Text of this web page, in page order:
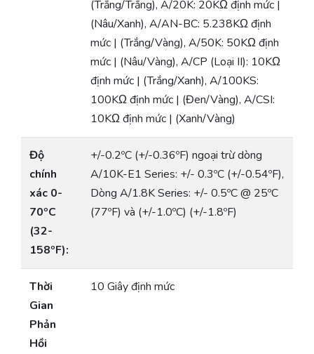
(Trắng/Trắng), A/20K: 20KΩ định mức |
(Nâu/Xanh), A/AN-BC: 5.238KΩ định
mức | (Trắng/Vàng), A/50K: 50KΩ định
mức | (Nâu/Vàng), A/CP (Loại II): 10KΩ
định mức | (Trắng/Xanh), A/100KS:
100KΩ định mức | (Đen/Vàng), A/CSI:
10KΩ định mức | (Xanh/Vàng)
Độ
chính
xác 0-
70ºC
(32-
158ºF):
+/-0.2ºC (+/-0.36ºF) ngoại trừ dòng
A/10K-E1 Series: +/- 0.3ºC (+/-0.54ºF),
Dòng A/1.8K Series: +/- 0.5ºC @ 25ºC
(77ºF) và (+/-1.0ºC) (+/-1.8ºF)
Thời
Gian
Phản
Hồi
10 Giây định mức